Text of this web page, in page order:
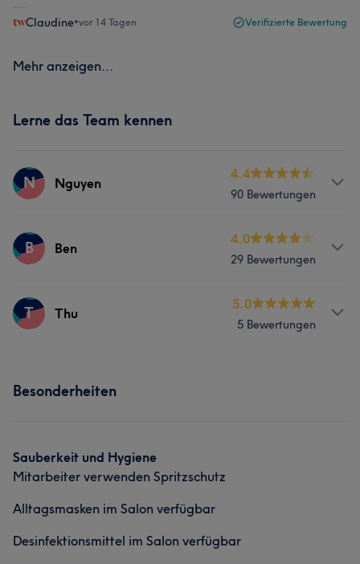
Claudine•vor 14 Tagen Verifizierte Bewertung
Mehr anzeigen...
Lerne das Team kennen
N Nguyen
4.4
90 Bewertungen
Services
B Ben
4.0
29 Bewertungen
Services
T Thu
5.0
5 Bewertungen
Besonderheiten
Sauberkeit und Hygiene
Mitarbeiter verwenden Spritzschutz
Alltagsmasken im Salon verfügbar
Desinfektionsmittel im Salon verfügbar